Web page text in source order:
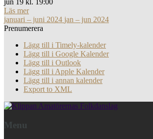
jun 19 kl. 19:00
Läs mer
januari – juni 2024 jan – jun 2024
Prenumerera
Lägg till i Timely-kalender
Lägg till i Google Kalender
Lägg till i Outlook
Lägg till i Apple Kalender
Lägg till i annan kalender
Export to XML
Menu